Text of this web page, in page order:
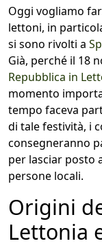
COLLO 1
Oggi vogliamo
lettoni, in
si sono rivolti a
Già, perché il 18
Repubblica in
momento
tempo faceva
di tale festività, i
consegneranno
per lasciar posto
persone locali.
Origini
Lettonia